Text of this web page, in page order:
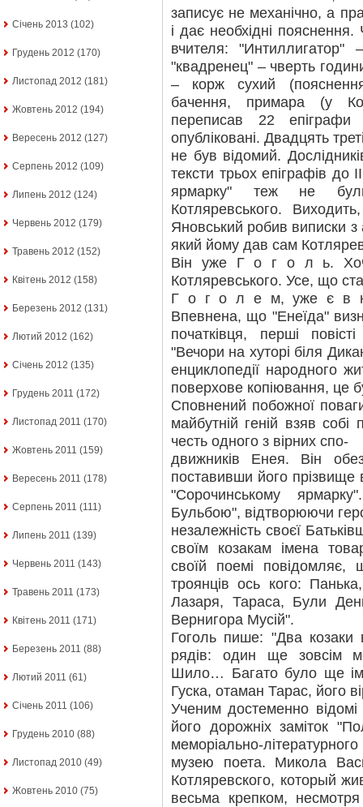
Січень 2013 (102)
Грудень 2012 (170)
Листопад 2012 (181)
Жовтень 2012 (194)
Вересень 2012 (127)
Серпень 2012 (109)
Липень 2012 (124)
Червень 2012 (179)
Травень 2012 (152)
Квітень 2012 (158)
Березень 2012 (131)
Лютий 2012 (162)
Січень 2012 (135)
Грудень 2011 (172)
Листопад 2011 (170)
Жовтень 2011 (159)
Вересень 2011 (178)
Серпень 2011 (111)
Липень 2011 (139)
Червень 2011 (143)
Травень 2011 (173)
Квітень 2011 (171)
Березень 2011 (88)
Лютий 2011 (61)
Січень 2011 (106)
Грудень 2010 (88)
Листопад 2010 (49)
Жовтень 2010 (75)
записує не механічно, а
і дає необхідні
вчителя: "Интиллигатор"
"квадренец" – чверть
– корж сухий
бачення, примара (у
переписав 22
опубліковані. Двадцять
не був відомий.
тексти трьох епіграфів до
ярмарку" теж не
Котляревського.
Яновський робив виписки з
який йому дав сам
Він уже Г о г о л ь.
Котляревського. Усе, що
Г о г о л е м, уже є в
Впевнена, що "Енеїда"
початківця, перші
"Вечори на хуторі біля
енциклопедії народного
поверхове копіювання, це
Сповнений побожної
майбутній геній взяв
честь одного з вірних спо-
движників Енея. Він
поставивши його прізвище
"Сорочинському
Бульбою", відтворюючи
незалежність своєї
своїм козакам імена
своїй поемі
троянців ось кого:
Лазаря, Тараса, Були
Вернигора Мусій".
Гоголь пише: "Два козаки
рядів: один ще зовсім
Шило… Багато було ще
Гуска, отаман Тарас, його
Ученим достеменно
його дорожніх заміток
меморіально-літературного
музею поета. Микола
Котляревского, который
весьма крепком,